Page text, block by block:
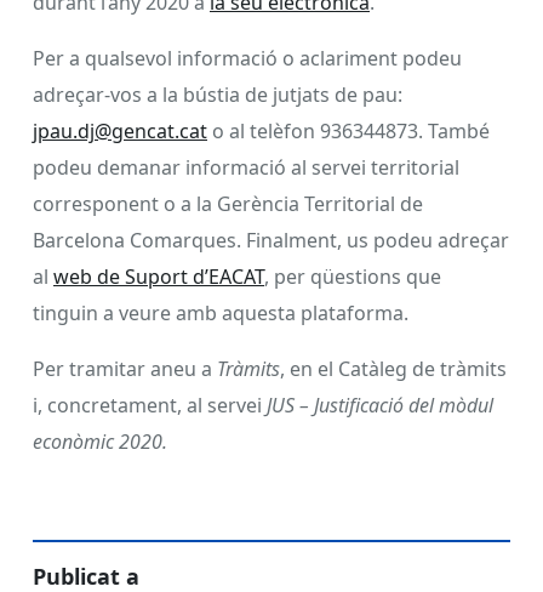
Per a qualsevol informació o aclariment podeu
adreçar-vos a la bústia de jutjats de pau:
jpau.dj@gencat.cat o al telèfon 936344873. També
podeu demanar informació al servei territorial
corresponent o a la Gerència Territorial de
Barcelona Comarques. Finalment, us podeu adreçar
al web de Suport d’EACAT, per qüestions que
tinguin a veure amb aquesta plataforma.
Per tramitar aneu a Tràmits, en el Catàleg de tràmits
i, concretament, al servei JUS – Justificació del mòdul
econòmic 2020.
Publicat a